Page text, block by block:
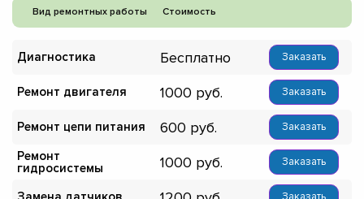
Вид ремонтных работы Стоимость
Диагностика Бесплатно Заказать
Ремонт двигателя 1000 Заказать
Ремонт цепи питания 600 Заказать
Ремонт
гидросистемы
1000 Заказать